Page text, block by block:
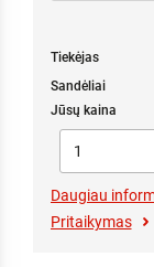
Tiekėjas
Sandėliai
Jūsų kaina
Daugiau
Pritaikymas